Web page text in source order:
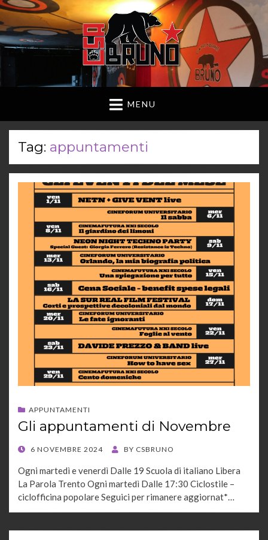
MENU
Tag: appuntamenti
APPUNTAMENTI
Gli appuntamenti di Novembre
POSTED
6 NOVEMBRE 2024 BY CSBRUNO
Ogni martedì e venerdì Dalle 19 Scuola di italiano Libera
La Parola Trento Ogni martedì Dalle 17:30 Ciclostile –
ciclofficina popolare Seguici per rimanere aggiornat*…